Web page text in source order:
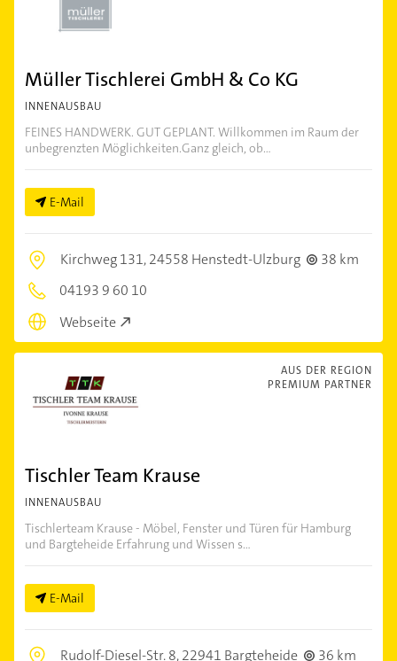
Müller Tischlerei GmbH & Co KG
INNENAUSBAU
FEINES HANDWERK. GUT GEPLANT. Willkommen im Raum der
unbegrenzten Möglichkeiten.Ganz gleich, ob...
E-Mail
Kirchweg 131,24558 Henstedt-Ulzburg
38 km
04193 9 60 10
Webseite
AUS DER REGION
PREMIUM PARTNER
Tischler Team Krause
INNENAUSBAU
Tischlerteam Krause - Möbel, Fenster und Türen für Hamburg
und Bargteheide Erfahrung und Wissen s...
E-Mail
Rudolf-Diesel-Str. 8,22941 Bargteheide
36 km